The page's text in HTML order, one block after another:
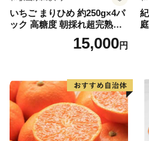
「しずむ夕日が立ち止まる町」
しい夕日を活かしたまちづく
ハモが有名です。他にタイ、
は恋人の聖地として知られる
最も近い駅として知られ、度々
観光地となった下灘駅があり、
でにぎわっています。
いちご まりひめ 約250g×4パ
ック 高糖度 朝採れ超完熟ま
りひめ 1月以降発送分
15,000円